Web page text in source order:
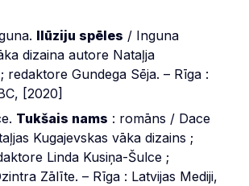
Ilūziju spēles / Inguna
dizaina autore Nataļja
redaktore Gundega Sēja. – Rīga :
[2020]
Tukšais nams : romāns / Dace
Kugajevskas vāka dizains ;
Linda Kusiņa-Šulce ;
Zālīte. – Rīga : Latvijas Mediji,